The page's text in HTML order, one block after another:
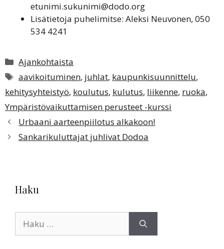
etunimi.sukunimi@dodo.org
Lisätietoja puhelimitse: Aleksi Neuvonen, 050
534 4241
Kategoriat
Ajankohtaista
Avainsanat
aavikoituminen, juhlat, kaupunkisuunnittelu,
kehitysyhteistyö, koulutus, kulutus, liikenne, ruoka,
Ympäristövaikuttamisen perusteet -kurssi
Urbaani aarteenpiilotus alkakoon!
Sankarikuluttajat juhlivat Dodoa
Haku